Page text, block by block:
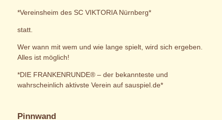
*Vereinsheim des SC VIKTORIA Nürnberg*
statt.
Wer wann mit wem und wie lange spielt, wird sich ergeben.
Alles ist möglich!
*DIE FRANKENRUNDE® – der bekannteste und
wahrscheinlich aktivste Verein auf sauspiel.de*
Pinnwand